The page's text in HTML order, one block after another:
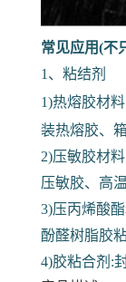
常见应用(不
1、粘结剂
1)热熔胶材
装热熔胶、
2)压敏胶材
压敏胶、高
3)压丙烯酸
酚醛树脂胶
4)胶粘合剂: